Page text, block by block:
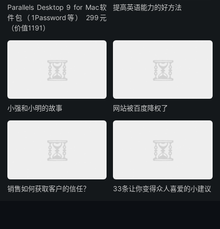
Parallels Desktop 9 for Mac软
件包（1Password等） 299元
（价值1191）
提高英语能力的好方法
小强和小明的故事 网站被百度降权了
销售如何获取客户的信任？ 33条让你变得众人喜爱的小建议